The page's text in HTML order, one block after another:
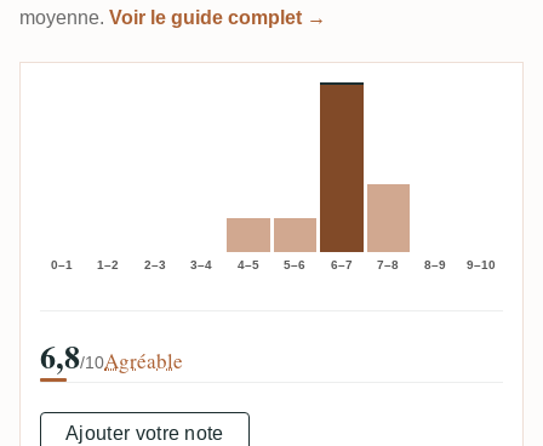
moyenne. Voir le guide complet →
0–1 1–2 2–3 3–4 4–5 5–6 6–7 7–8 8–9 9–10
6,8/10Agréable
Ajouter votre note